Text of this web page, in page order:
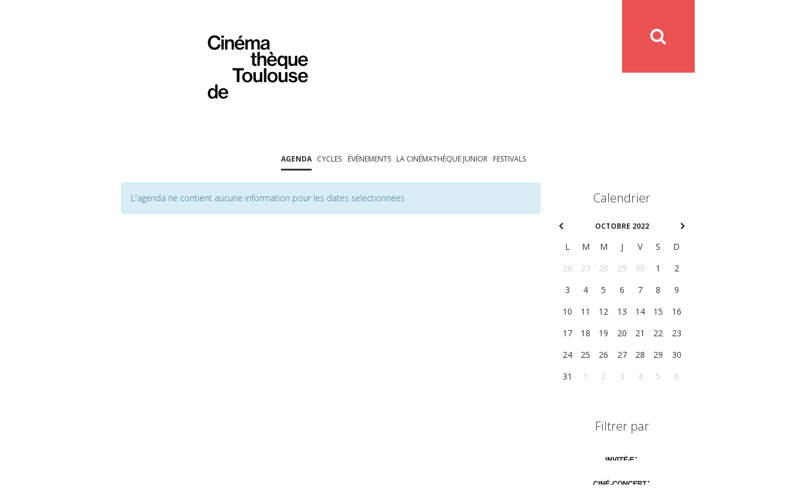
AGENDA CYCLES ÉVÉNEMENTS LA CINÉMATHÈQUE JUNIOR FESTIVALS
L'agenda ne contient aucune information pour les dates selectionnées Calendrier
OCTOBRE 2022
L M M J V S
D
26
27 28 29 30 1
2
3
4 5 6 7 8
9
10
11 12 13 14 15
16
17
18 19 20 21 22
23
24
25 26 27 28 29
30
31
1 2 3 4 5 6
Filtrer par